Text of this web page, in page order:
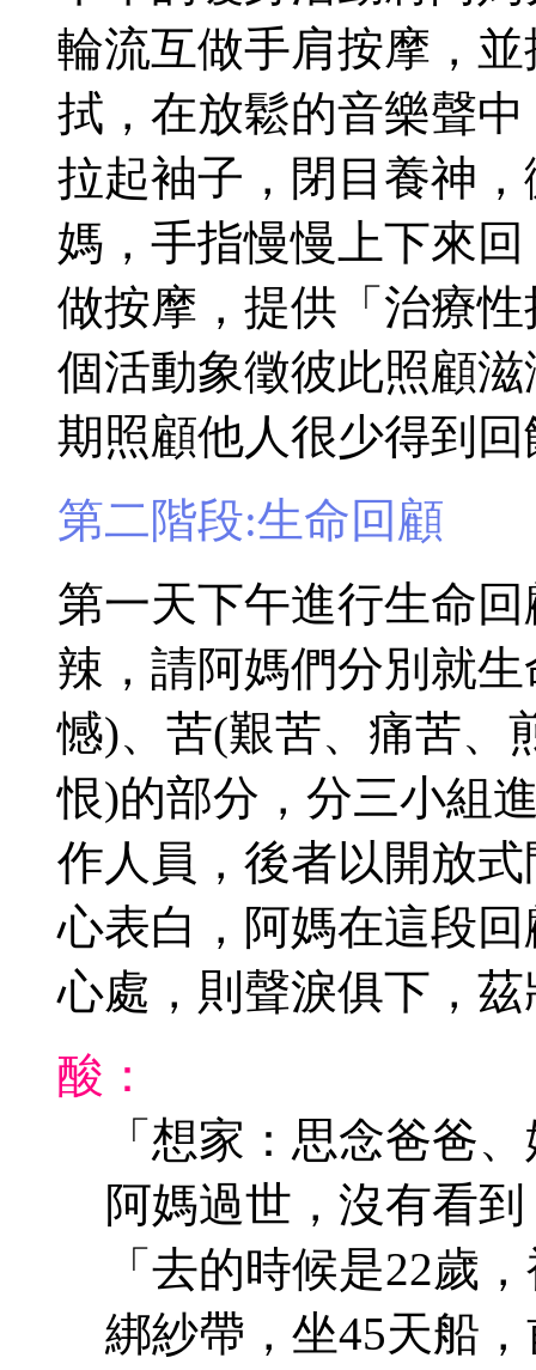
輪流互做手肩按摩，
拭，在放鬆的音樂聲
拉起袖子，閉目養神
媽，手指慢慢上下來
做按摩，提供「治療性
個活動象徵彼此照顧
期照顧他人很少得到
第二階段:生命回顧
第一天下午進行生命
辣，請阿媽們分別就
憾)、苦(艱苦、痛苦、
恨)的部分，分三小組
作人員，後者以開放
心表白，阿媽在這段
心處，則聲淚俱下，
酸：
「想家：思念爸爸
阿媽過世，沒有看
「去的時候是22歲
綁紗帶，坐45天船